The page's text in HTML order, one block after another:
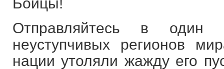
Отправляйтесь в
неуступчивых регионов
нации утоляли жажду его